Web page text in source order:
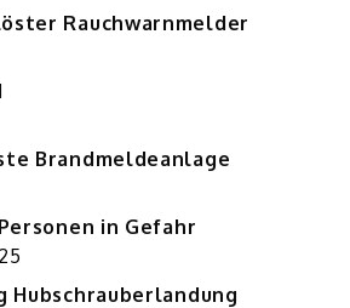
Rauchwarnmelder
Brandmeldeanlage
in Gefahr
Hubschrauberlandung